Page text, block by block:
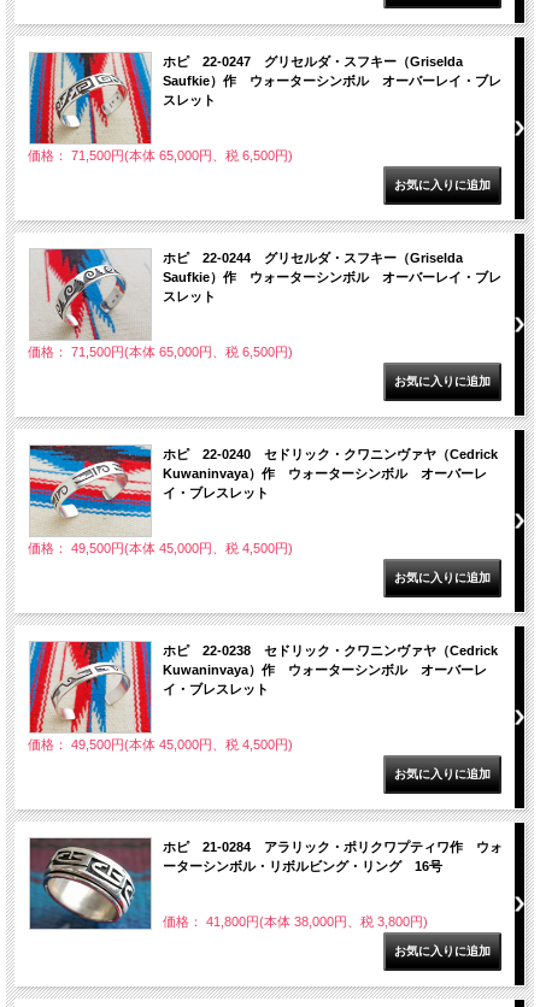
ホピ 22-0247 グリセルダ・スフキー（Griselda
Saufkie）作 ウォーターシンボル オーバーレイ・ブレ
スレット
価格： 71,500円(本体 65,000円、税 6,500円)
ホピ 22-0244 グリセルダ・スフキー（Griselda
Saufkie）作 ウォーターシンボル オーバーレイ・ブレ
スレット
価格： 71,500円(本体 65,000円、税 6,500円)
ホピ 22-0240 セドリック・クワニンヴァヤ（Cedrick
Kuwaninvaya）作 ウォーターシンボル オーバーレ
イ・ブレスレット
価格： 49,500円(本体 45,000円、税 4,500円)
ホピ 22-0238 セドリック・クワニンヴァヤ（Cedrick
Kuwaninvaya）作 ウォーターシンボル オーバーレ
イ・ブレスレット
価格： 49,500円(本体 45,000円、税 4,500円)
ホピ 21-0284 アラリック・ポリクワプティワ作 ウォ
ーターシンボル・リボルビング・リング 16号
価格： 41,800円(本体 38,000円、税 3,800円)